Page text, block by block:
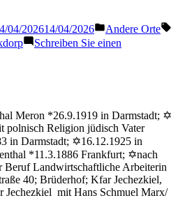
04/202614/04/2026
Veröffentlicht
in
Andere Orte
Schreiben Sie einen
Meron *26.9.1919 in Darmstadt; ✡
polnisch Religion jüdisch Vater
in Darmstadt; ✡16.12.1925 in
*11.3.1886 Frankfurt; ✡nach
Beruf Landwirtschaftliche Arbeiterin
40; Brüderhof; Kfar Jechezkiel,
Jechezkiel mit Hans Schmuel Marx/